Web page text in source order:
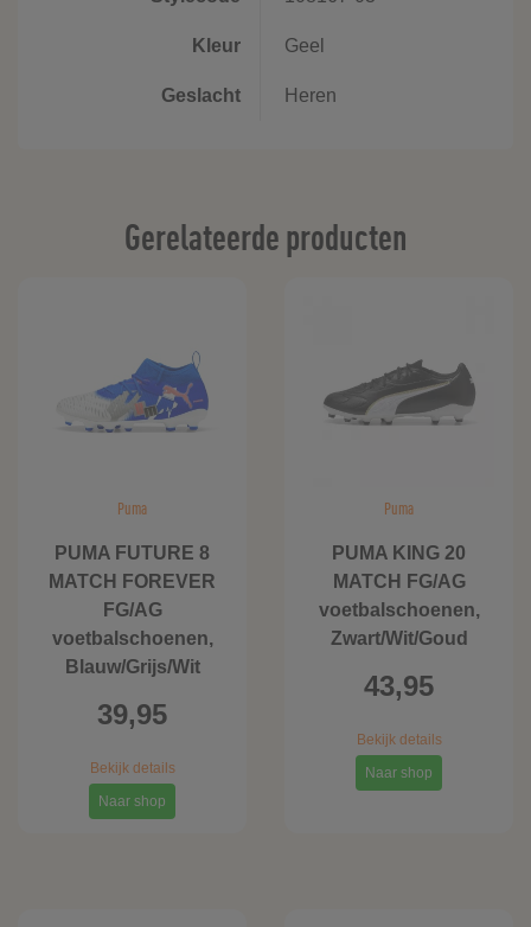
Kleur Geel
Geslacht Heren
Gerelateerde producten
Puma
PUMA FUTURE 8
MATCH FOREVER
FG/AG
voetbalschoenen,
Blauw/Grijs/Wit
39,95
Bekijk details
Naar shop
Puma
PUMA KING 20
MATCH FG/AG
voetbalschoenen,
Zwart/Wit/Goud
43,95
Bekijk details
Naar shop